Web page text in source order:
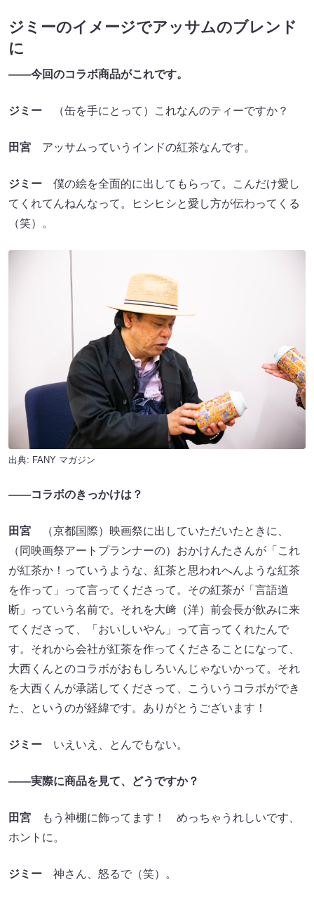
ジミーのイメージでアッサムのブレンド
に
——今回のコラボ商品がこれです。
ジミー （缶を手にとって）これなんのティーですか？
田宮 アッサムっていうインドの紅茶なんです。
ジミー 僕の絵を全面的に出してもらって。こんだけ愛し
てくれてんねんなって。ヒシヒシと愛し方が伝わってくる
（笑）。
出典: FANY マガジン
——コラボのきっかけは？
田宮 （京都国際）映画祭に出していただいたときに、
（同映画祭アートプランナーの）おかけんたさんが「これ
が紅茶か！っていうような、紅茶と思われへんような紅茶
を作って」って言ってくださって。その紅茶が「言語道
断」っていう名前で。それを大﨑（洋）前会長が飲みに来
てくださって、「おいしいやん」って言ってくれたんで
す。それから会社が紅茶を作ってくださることになって、
大西くんとのコラボがおもしろいんじゃないかって。それ
を大西くんが承諾してくださって、こういうコラボができ
た、というのが経緯です。ありがとうございます！
ジミー いえいえ、とんでもない。
――実際に商品を見て、どうですか？
田宮 もう神棚に飾ってます！ めっちゃうれしいです、
ホントに。
ジミー 神さん、怒るで（笑）。